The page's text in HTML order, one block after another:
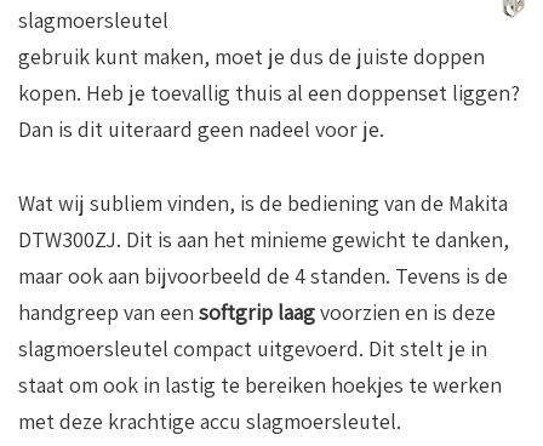
slagmoersleutel
gebruik kunt maken, moet je dus de juiste doppen
kopen. Heb je toevallig thuis al een doppenset liggen?
Dan is dit uiteraard geen nadeel voor je.
Wat wij subliem vinden, is de bediening van de Makita
DTW300ZJ. Dit is aan het minieme gewicht te danken,
maar ook aan bijvoorbeeld de 4 standen. Tevens is de
handgreep van een softgrip laagvoorzien en is deze
slagmoersleutel compact uitgevoerd. Dit stelt je in
staat om ook in lastig te bereiken hoekjes te werken
met deze krachtige accu slagmoersleutel.